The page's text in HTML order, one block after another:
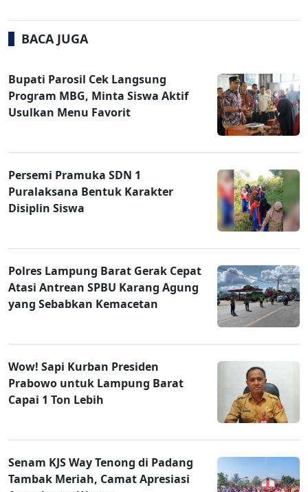
BACA JUGA
Bupati Parosil Cek Langsung
Program MBG, Minta Siswa Aktif
Usulkan Menu Favorit
Persemi Pramuka SDN 1
Puralaksana Bentuk Karakter
Disiplin Siswa
Polres Lampung Barat Gerak Cepat
Atasi Antrean SPBU Karang Agung
yang Sebabkan Kemacetan
Wow! Sapi Kurban Presiden
Prabowo untuk Lampung Barat
Capai 1 Ton Lebih
Senam KJS Way Tenong di Padang
Tambak Meriah, Camat Apresiasi